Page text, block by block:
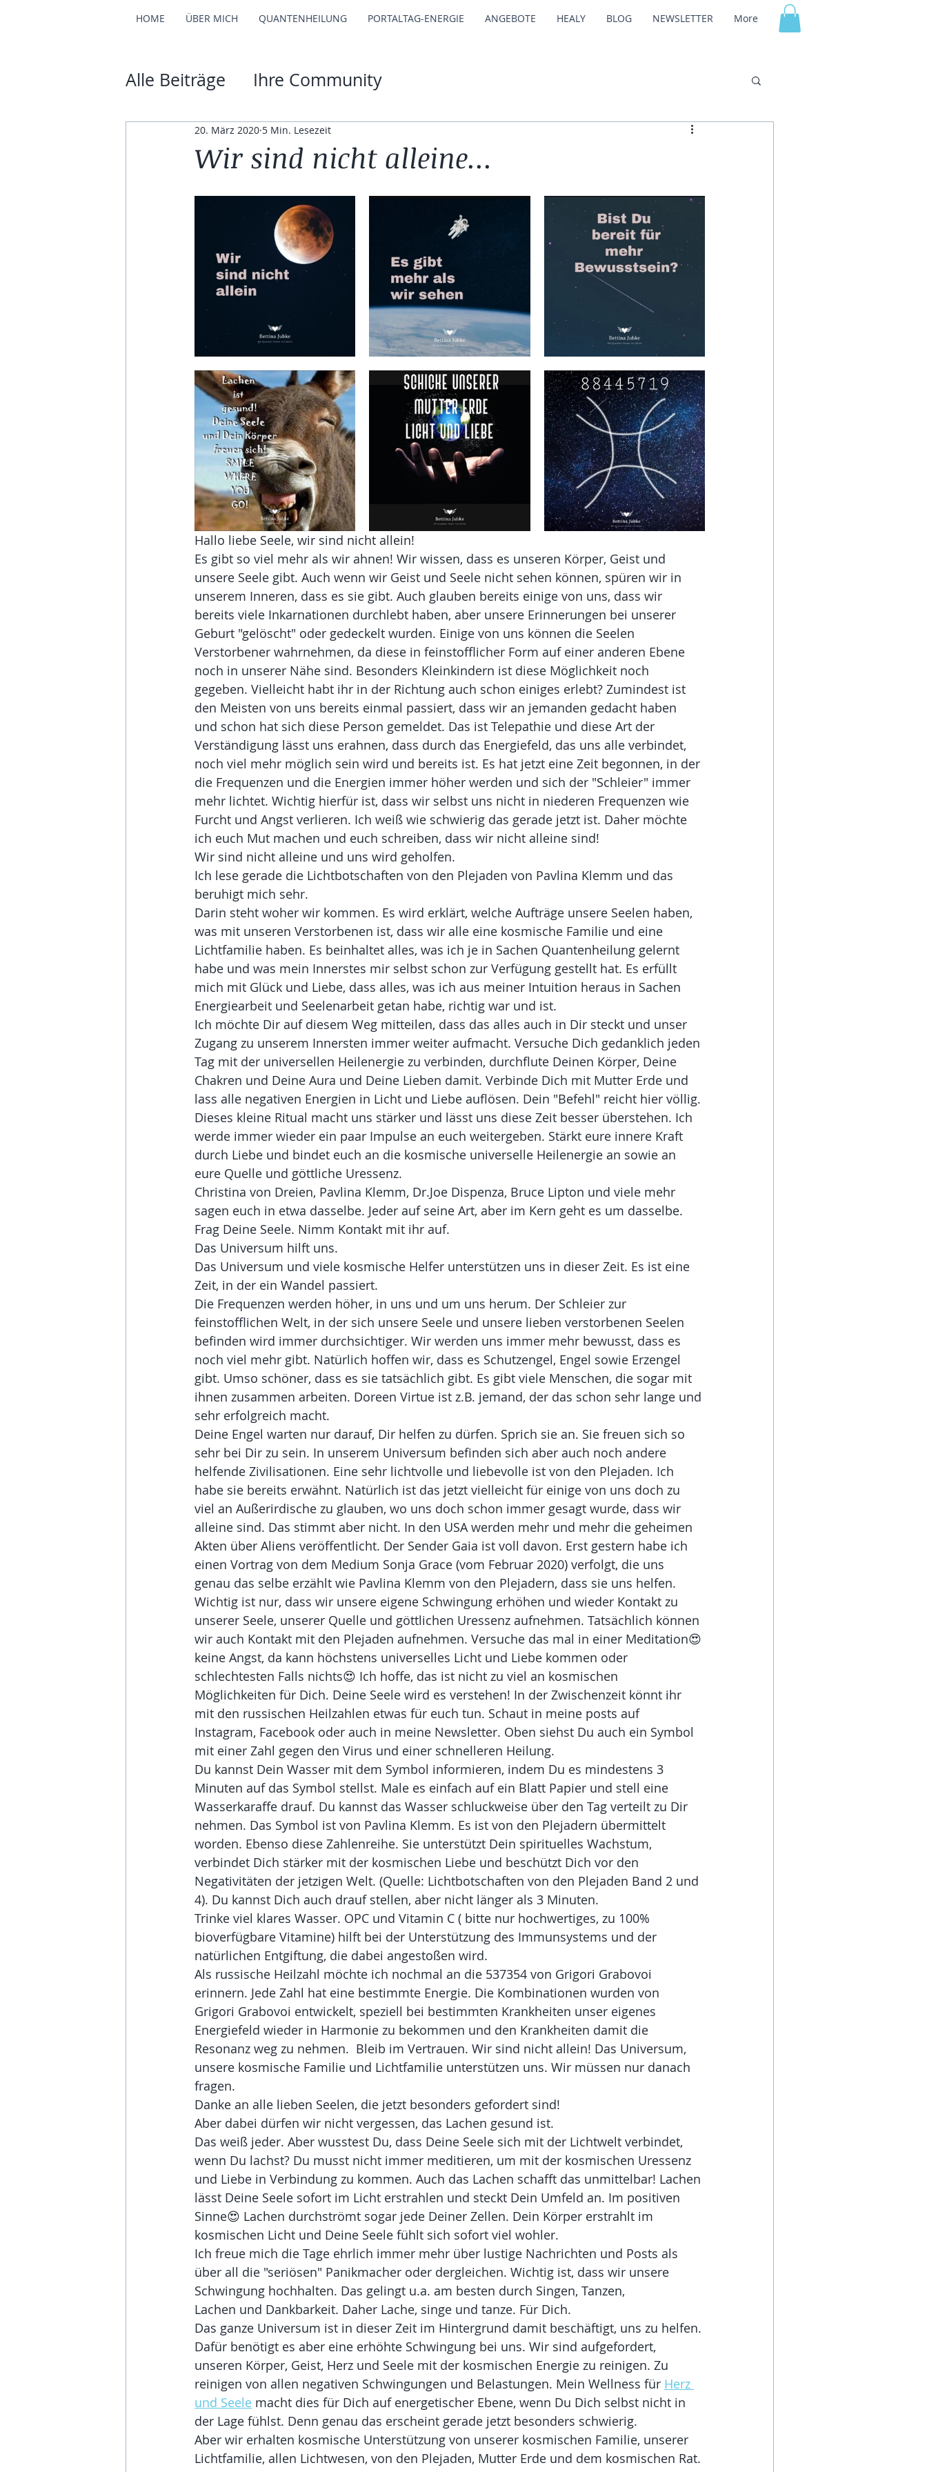
HOME ÜBER MICH QUANTENHEILUNG PORTALTAG-ENERGIE ANGEBOTE HEALY BLOG NEWSLETTER More
Anmelden
Alle Beiträge Ihre Community
Wir sind nicht alleine...
20. März 2020 5 Min. Lesezeit
Hallo liebe Seele, wir sind nicht allein!
Es gibt so viel mehr als wir ahnen! Wir wissen, dass es unseren Körper, Geist und
unsere Seele gibt. Auch wenn wir Geist und Seele nicht sehen können, spüren wir in
unserem Inneren, dass es sie gibt. Auch glauben bereits einige von uns, dass wir
bereits viele Inkarnationen durchlebt haben, aber unsere Erinnerungen bei unserer
Geburt "gelöscht" oder gedeckelt wurden. Einige von uns können die Seelen
Verstorbener wahrnehmen, da diese in feinstofflicher Form auf einer anderen Ebene
noch in unserer Nähe sind. Besonders Kleinkindern ist diese Möglichkeit noch
gegeben. Vielleicht habt ihr in der Richtung auch schon einiges erlebt? Zumindest ist
den Meisten von uns bereits einmal passiert, dass wir an jemanden gedacht haben
und schon hat sich diese Person gemeldet. Das ist Telepathie und diese Art der
Verständigung lässt uns erahnen, dass durch das Energiefeld, das uns alle verbindet,
noch viel mehr möglich sein wird und bereits ist. Es hat jetzt eine Zeit begonnen, in der
die Frequenzen und die Energien immer höher werden und sich der "Schleier" immer
mehr lichtet. Wichtig hierfür ist, dass wir selbst uns nicht in niederen Frequenzen wie
Furcht und Angst verlieren. Ich weiß wie schwierig das gerade jetzt ist. Daher möchte
ich euch Mut machen und euch schreiben, dass wir nicht alleine sind!
Wir sind nicht alleine und uns wird geholfen.
Ich lese gerade die Lichtbotschaften von den Plejaden von Pavlina Klemm und das
beruhigt mich sehr.
Darin steht woher wir kommen. Es wird erklärt, welche Aufträge unsere Seelen haben,
was mit unseren Verstorbenen ist, dass wir alle eine kosmische Familie und eine
Lichtfamilie haben. Es beinhaltet alles, was ich je in Sachen Quantenheilung gelernt
habe und was mein Innerstes mir selbst schon zur Verfügung gestellt hat. Es erfüllt
mich mit Glück und Liebe, dass alles, was ich aus meiner Intuition heraus in Sachen
Energiearbeit und Seelenarbeit getan habe, richtig war und ist.
Ich möchte Dir auf diesem Weg mitteilen, dass das alles auch in Dir steckt und unser
Zugang zu unserem Innersten immer weiter aufmacht. Versuche Dich gedanklich jeden
Tag mit der universellen Heilenergie zu verbinden, durchflute Deinen Körper, Deine
Chakren und Deine Aura und Deine Lieben damit. Verbinde Dich mit Mutter Erde und
lass alle negativen Energien in Licht und Liebe auflösen. Dein "Befehl" reicht hier völlig.
Dieses kleine Ritual macht uns stärker und lässt uns diese Zeit besser überstehen. Ich
werde immer wieder ein paar Impulse an euch weitergeben. Stärkt eure innere Kraft
durch Liebe und bindet euch an die kosmische universelle Heilenergie an sowie an
eure Quelle und göttliche Uressenz.
Christina von Dreien, Pavlina Klemm, Dr.Joe Dispenza, Bruce Lipton und viele mehr
sagen euch in etwa dasselbe. Jeder auf seine Art, aber im Kern geht es um dasselbe.
Frag Deine Seele. Nimm Kontakt mit ihr auf.
Das Universum hilft uns.
Das Universum und viele kosmische Helfer unterstützen uns in dieser Zeit. Es ist eine
Zeit, in der ein Wandel passiert.
Die Frequenzen werden höher, in uns und um uns herum. Der Schleier zur
feinstofflichen Welt, in der sich unsere Seele und unsere lieben verstorbenen Seelen
befinden wird immer durchsichtiger. Wir werden uns immer mehr bewusst, dass es
noch viel mehr gibt. Natürlich hoffen wir, dass es Schutzengel, Engel sowie Erzengel
gibt. Umso schöner, dass es sie tatsächlich gibt. Es gibt viele Menschen, die sogar mit
ihnen zusammen arbeiten. Doreen Virtue ist z.B. jemand, der das schon sehr lange und
sehr erfolgreich macht.
Deine Engel warten nur darauf, Dir helfen zu dürfen. Sprich sie an. Sie freuen sich so
sehr bei Dir zu sein. In unserem Universum befinden sich aber auch noch andere
helfende Zivilisationen. Eine sehr lichtvolle und liebevolle ist von den Plejaden. Ich
habe sie bereits erwähnt. Natürlich ist das jetzt vielleicht für einige von uns doch zu
viel an Außerirdische zu glauben, wo uns doch schon immer gesagt wurde, dass wir
alleine sind. Das stimmt aber nicht. In den USA werden mehr und mehr die geheimen
Akten über Aliens veröffentlicht. Der Sender Gaia ist voll davon. Erst gestern habe ich
einen Vortrag von dem Medium Sonja Grace (vom Februar 2020) verfolgt, die uns
genau das selbe erzählt wie Pavlina Klemm von den Plejadern, dass sie uns helfen.
Wichtig ist nur, dass wir unsere eigene Schwingung erhöhen und wieder Kontakt zu
unserer Seele, unserer Quelle und göttlichen Uressenz aufnehmen. Tatsächlich können
wir auch Kontakt mit den Plejaden aufnehmen. Versuche das mal in einer Meditation😍
keine Angst, da kann höchstens universelles Licht und Liebe kommen oder
schlechtesten Falls nichts😍 Ich hoffe, das ist nicht zu viel an kosmischen
Möglichkeiten für Dich. Deine Seele wird es verstehen! In der Zwischenzeit könnt ihr
mit den russischen Heilzahlen etwas für euch tun. Schaut in meine posts auf
Instagram, Facebook oder auch in meine Newsletter. Oben siehst Du auch ein Symbol
mit einer Zahl gegen den Virus und einer schnelleren Heilung.
Du kannst Dein Wasser mit dem Symbol informieren, indem Du es mindestens 3
Minuten auf das Symbol stellst. Male es einfach auf ein Blatt Papier und stell eine
Wasserkaraffe drauf. Du kannst das Wasser schluckweise über den Tag verteilt zu Dir
nehmen. Das Symbol ist von Pavlina Klemm. Es ist von den Plejadern übermittelt
worden. Ebenso diese Zahlenreihe. Sie unterstützt Dein spirituelles Wachstum,
verbindet Dich stärker mit der kosmischen Liebe und beschützt Dich vor den
Negativitäten der jetzigen Welt. (Quelle: Lichtbotschaften von den Plejaden Band 2 und
4). Du kannst Dich auch drauf stellen, aber nicht länger als 3 Minuten.
Trinke viel klares Wasser. OPC und Vitamin C ( bitte nur hochwertiges, zu 100%
bioverfügbare Vitamine) hilft bei der Unterstützung des Immunsystems und der
natürlichen Entgiftung, die dabei angestoßen wird.
Als russische Heilzahl möchte ich nochmal an die 537354 von Grigori Grabovoi
erinnern. Jede Zahl hat eine bestimmte Energie. Die Kombinationen wurden von
Grigori Grabovoi entwickelt, speziell bei bestimmten Krankheiten unser eigenes
Energiefeld wieder in Harmonie zu bekommen und den Krankheiten damit die
Resonanz weg zu nehmen.  Bleib im Vertrauen. Wir sind nicht allein! Das Universum,
unsere kosmische Familie und Lichtfamilie unterstützen uns. Wir müssen nur danach
fragen.
Danke an alle lieben Seelen, die jetzt besonders gefordert sind!
Aber dabei dürfen wir nicht vergessen, das Lachen gesund ist.
Das weiß jeder. Aber wusstest Du, dass Deine Seele sich mit der Lichtwelt verbindet,
wenn Du lachst? Du musst nicht immer meditieren, um mit der kosmischen Uressenz
und Liebe in Verbindung zu kommen. Auch das Lachen schafft das unmittelbar! Lachen
lässt Deine Seele sofort im Licht erstrahlen und steckt Dein Umfeld an. Im positiven
Sinne😍 Lachen durchströmt sogar jede Deiner Zellen. Dein Körper erstrahlt im
kosmischen Licht und Deine Seele fühlt sich sofort viel wohler.
Ich freue mich die Tage ehrlich immer mehr über lustige Nachrichten und Posts als
über all die "seriösen" Panikmacher oder dergleichen. Wichtig ist, dass wir unsere
Schwingung hochhalten. Das gelingt u.a. am besten durch Singen, Tanzen,
Lachen und Dankbarkeit. Daher Lache, singe und tanze. Für Dich.
Das ganze Universum ist in dieser Zeit im Hintergrund damit beschäftigt, uns zu helfen.
Dafür benötigt es aber eine erhöhte Schwingung bei uns. Wir sind aufgefordert,
unseren Körper, Geist, Herz und Seele mit der kosmischen Energie zu reinigen. Zu
reinigen von allen negativen Schwingungen und Belastungen. Mein Wellness für Herz
und Seele macht dies für Dich auf energetischer Ebene, wenn Du Dich selbst nicht in
der Lage fühlst. Denn genau das erscheint gerade jetzt besonders schwierig.
Aber wir erhalten kosmische Unterstützung von unserer kosmischen Familie, unserer
Lichtfamilie, allen Lichtwesen, von den Plejaden, Mutter Erde und dem kosmischen Rat.